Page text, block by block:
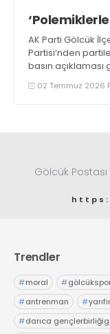
AK Parti Gölcük
Partisi’nden
basın açıklaması
polemiklerle vakit
çalışmaya,
02 Temmuz 2026
Gölcük
Trendler
#moral #
#antrenman #
#darıca